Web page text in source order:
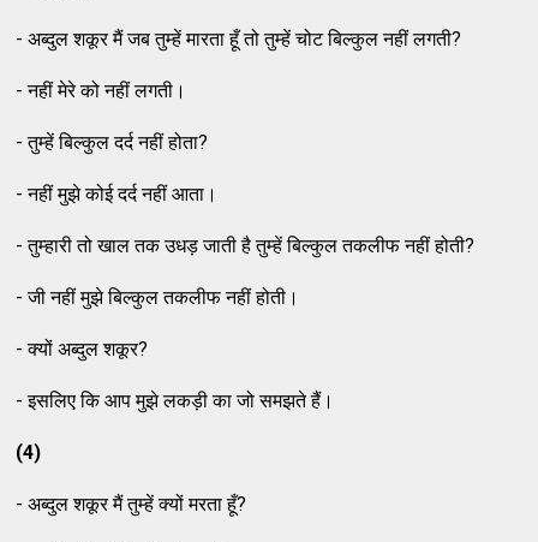
- अब्दुल शकूर मैं जब तुम्हें मारता हूँ तो तुम्हें चोट बिल्कुल नहीं लगती?
- नहीं मेरे को नहीं लगती।
- तुम्हें बिल्कुल दर्द नहीं होता?
- नहीं मुझे कोई दर्द नहीं आता।
- तुम्हारी तो खाल तक उधड़ जाती है तुम्हें बिल्कुल तकलीफ नहीं होती?
- जी नहीं मुझे बिल्कुल तकलीफ नहीं होती।
- क्यों अब्दुल शकूर?
- इसलिए कि आप मुझे लकड़ी का जो समझते हैं।
(4)
- अब्दुल शकूर मैं तुम्हें क्यों मरता हूँ?